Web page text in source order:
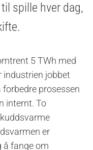
spille hver dag,
5 TWh med
industrien jobbet
prosessen
internt. To
er
å fange om